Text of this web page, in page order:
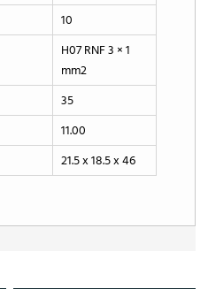
10
H07 RNF 3 × 1
mm2
35
11.00
21.5 x 18.5 x 46